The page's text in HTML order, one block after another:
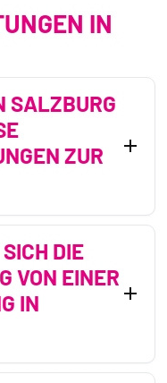
IN
SALZBURG
ZUR
DIE
VON EINER
IN